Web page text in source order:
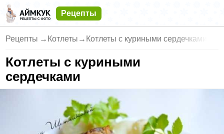
Рецепты
Рецепты → Котлеты → Котлеты с куриными сердечками
Котлеты с куриными
сердечками